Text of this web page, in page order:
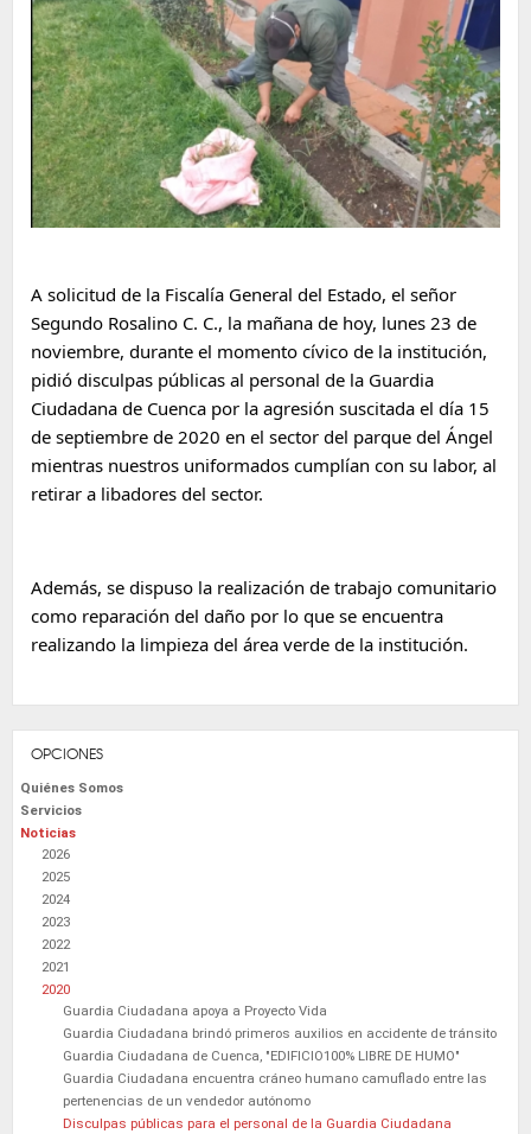
A solicitud de la Fiscalía General del Estado, el señor
Segundo Rosalino C. C., la mañana de hoy, lunes 23 de
noviembre, durante el momento cívico de la institución,
pidió disculpas públicas al personal de la Guardia
Ciudadana de Cuenca por la agresión suscitada el día 15
de septiembre de 2020 en el sector del parque del Ángel
mientras nuestros uniformados cumplían con su labor, al
retirar a libadores del sector.
Además, se dispuso la realización de trabajo comunitario
como reparación del daño por lo que se encuentra
realizando la limpieza del área verde de la institución.
OPCIONES
Quiénes Somos
Servicios
Noticias
2026
2025
2024
2023
2022
2021
2020
Guardia Ciudadana apoya a Proyecto Vida
Guardia Ciudadana brindó primeros auxilios en accidente de tránsito
Guardia Ciudadana de Cuenca, "EDIFICIO100% LIBRE DE HUMO"
Guardia Ciudadana encuentra cráneo humano camuflado entre las
pertenencias de un vendedor autónomo
Disculpas públicas para el personal de la Guardia Ciudadana